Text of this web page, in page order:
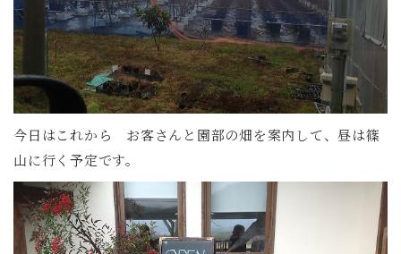
今日はこれから お客さんと園部の畑を案内して、昼は篠
山に行く予定です。